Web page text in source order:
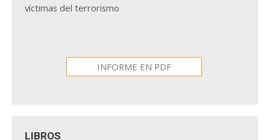
víctimas del terrorismo
INFORME EN PDF
LIBROS